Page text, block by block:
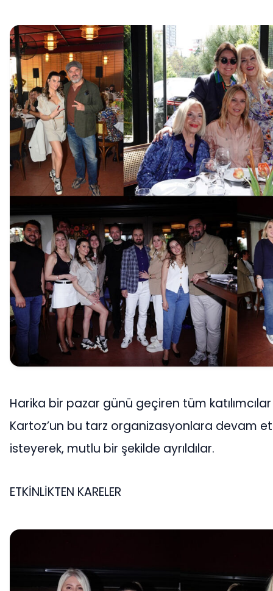
Harika bir pazar günü geçiren tüm
Kartoz’un bu tarz organizasyonlara devam
isteyerek, mutlu bir şekilde ayrıldılar.
ETKİNLİKTEN KARELER